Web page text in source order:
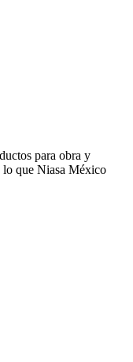
para obra y
lo que Niasa México